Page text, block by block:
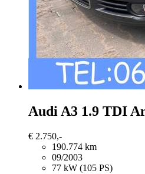
Audi A3 1.9 TDI
€ 2.750,-
190.774 km
09/2003
77 kW (105 PS)